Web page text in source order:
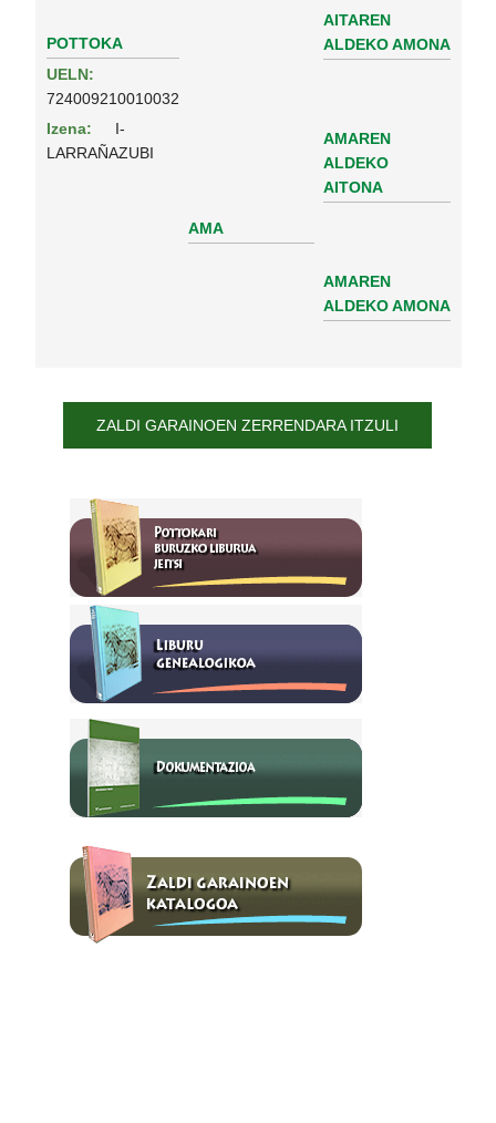
POTTOKA
UELN:
724009210010032
Izena:
I-
LARRAÑAZUBI
AITAREN
ALDEKO AMONA
AMA
AMAREN
ALDEKO
AITONA
AMAREN
ALDEKO AMONA
ZALDI GARAINOEN ZERRENDARA ITZULI